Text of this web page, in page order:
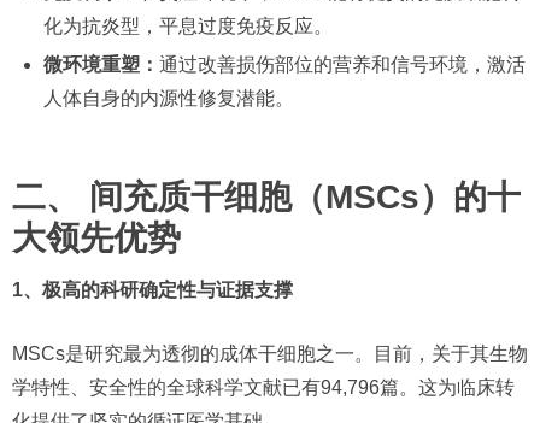
化为抗炎型，平息过度免疫反应。
微环境重塑： 通过改善损伤部位的营养和信号环境，激活
人体自身的内源性修复潜能。
二、 间充质干细胞（MSCs）的十
大领先优势
1、极高的科研确定性与证据支撑
MSCs是研究最为透彻的成体干细胞之一。目前，关于其生物
学特性、安全性的全球科学文献已有94,796篇。这为临床转